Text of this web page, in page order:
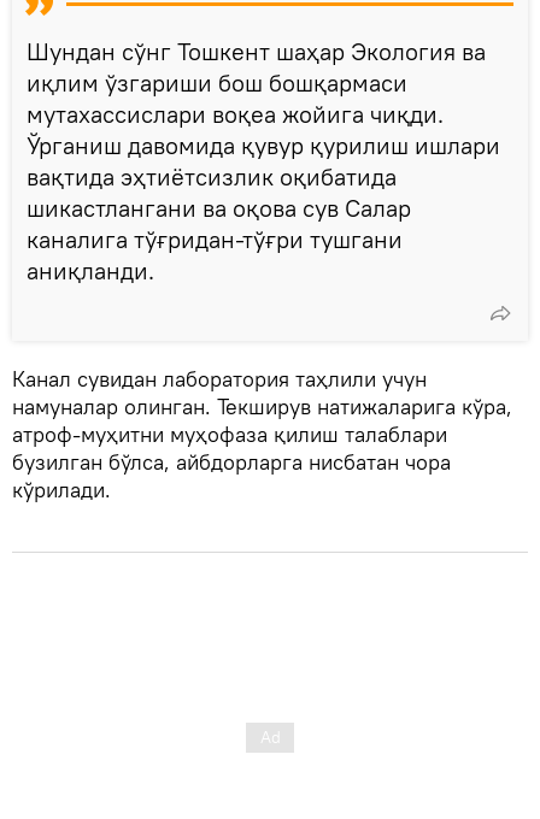
Шундан сўнг Тошкент шаҳар Экология ва
иқлим ўзгариши бош бошқармаси
мутахассислари воқеа жойига чиқди.
Ўрганиш давомида қувур қурилиш ишлари
вақтида эҳтиётсизлик оқибатида
шикастлангани ва оқова сув Салар
каналига тўғридан-тўғри тушгани
аниқланди.
Канал сувидан лаборатория таҳлили учун
намуналар олинган. Текширув натижаларига кўра,
атроф-муҳитни муҳофаза қилиш талаблари
бузилган бўлса, айбдорларга нисбатан чора
кўрилади.